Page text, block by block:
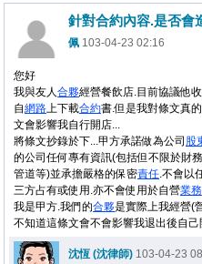
佩 103-04-23 02:16
您好
我與友人合夥經營餐飲店.目前協議他
自網路上下載合約書.但是我對條文真
文會影響我自行開店...
將條文抄錄於下...甲方承諾做為公司 股
的公司任何專有資訊(包括但不限於財
管道等)並承擔嚴格的保密責任.不會以
三方占有或使用.亦不會使用於自營業務
我是甲方.我們的合夥是實際上我經營(
不知道這條文會不會影響我退出後自
沈恆 (沈律師) 103-04-23